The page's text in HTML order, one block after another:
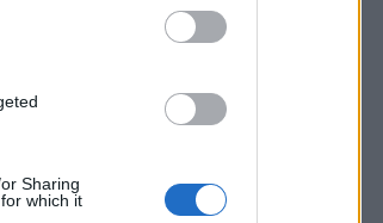
Sharing
which it